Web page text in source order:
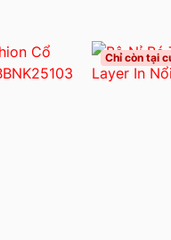
Chỉ còn tại